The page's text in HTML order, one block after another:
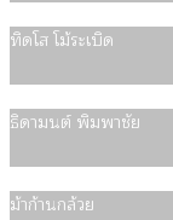
ทิดโส โม้ระเบิด
ธิดามนต์ พิมพาชัย
ม้าก้านกล้วย